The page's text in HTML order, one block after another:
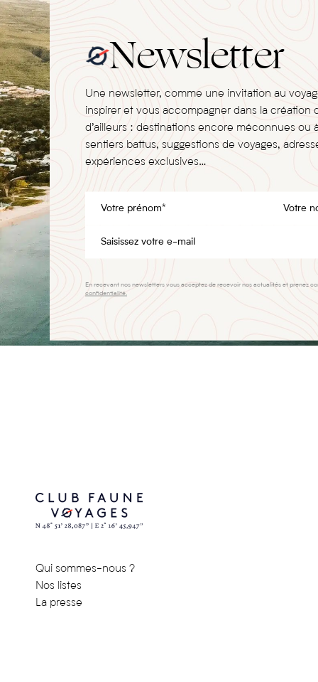
Newsletter
Une newsletter, comme une invitation au
inspirer et vous accompagner dans la création
d’ailleurs : destinations encore méconnues ou
sentiers battus, suggestions de voyages,
expériences exclusives…
En recevant nos newsletters vous acceptez de recevoir nos actualités et prenez
confidentialité.
Qui sommes-nous ?
Nos listes
La presse